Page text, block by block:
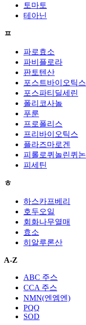
토마토
테아닌
ㅍ
파로효소
파비플로라
판토텐산
포스트바이오틱스
포스파티딜세린
폴리코사놀
푸룬
프로폴리스
프리바이오틱스
플라즈마로겐
피롤로퀴놀린퀴논
피세틴
ㅎ
하스카프베리
호두오일
회화나무열매
효소
히알루론산
A-Z
ABC 주스
CCA 주스
NMN(엔엠엔)
PQQ
SOD